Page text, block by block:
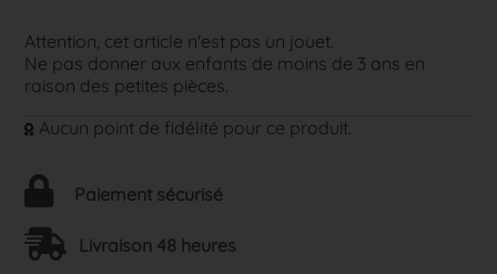
Attention, cet article n'est pas un jouet.
Ne pas donner aux enfants de moins de 3 ans en
raison des petites pièces.
Aucun point de fidélité pour ce produit.
Paiement sécurisé
Livraison 48 heures